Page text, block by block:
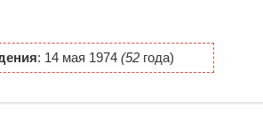
: 14 мая 1974 (52года)